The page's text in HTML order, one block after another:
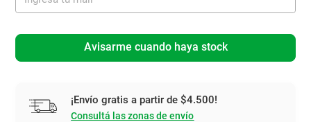
Avisarme cuando haya stock
¡Envío gratis a partir de $4.500!
Consultá las zonas de envío